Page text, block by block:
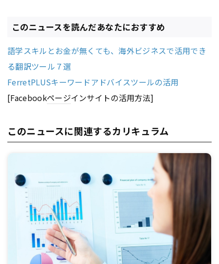
このニュースを読んだあなたにおすすめ
語学スキルとお金が無くても、海外ビジネスで活用でき
る翻訳ツール７選
FerretPLUSキーワードアドバイスツールの活用
[Facebookページインサイトの活用方法]
このニュースに関連するカリキュラム